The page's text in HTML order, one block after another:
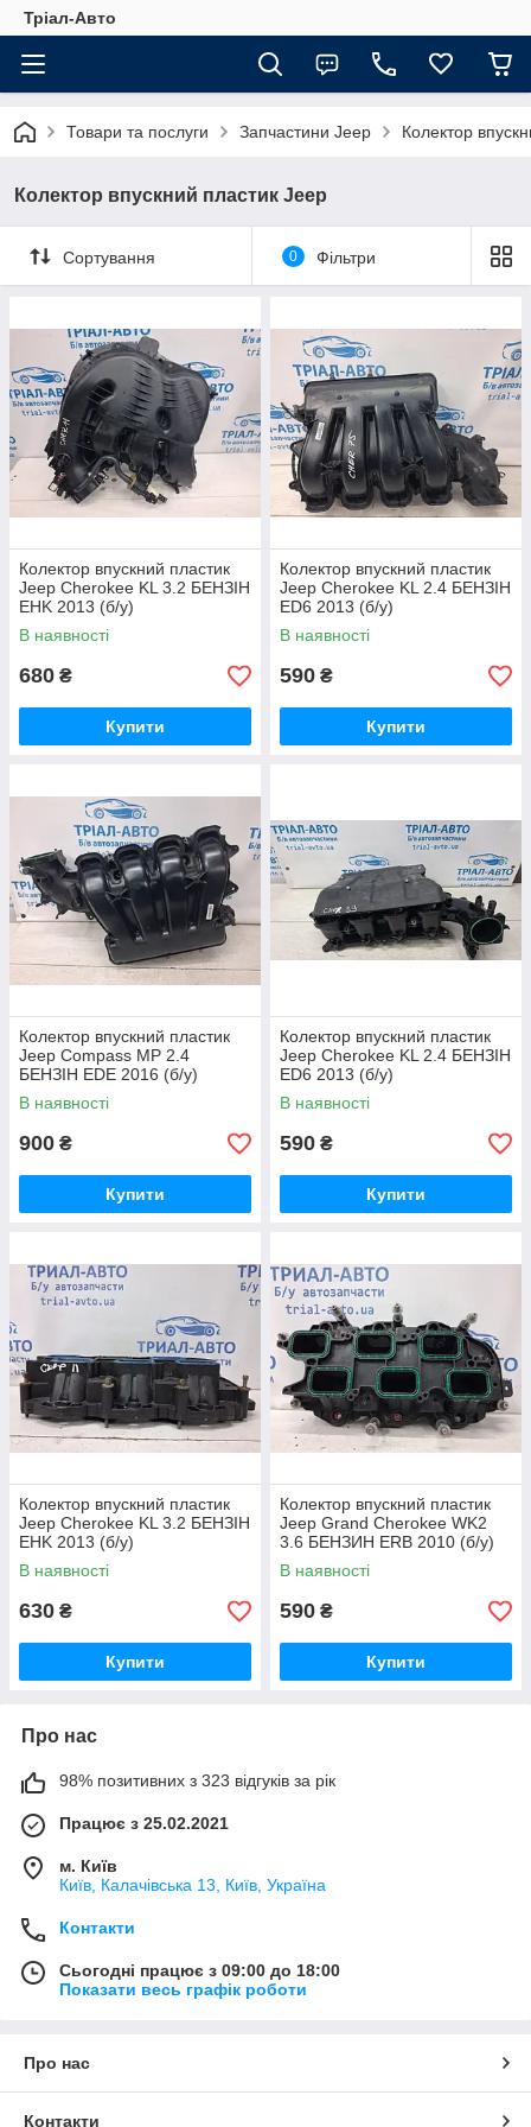
Тріал-Авто
Товари та послуги Запчастини Jeep Колектор
Колектор впускний пластик Jeep
Сортування 0 Фільтри
Колектор впускний пластик
Jeep Cherokee KL 3.2 БЕНЗІН
EHK 2013 (б/у)
В наявності
680 ₴
Купити
Колектор впускний пластик
Jeep Cherokee KL 2.4 БЕНЗІН
ED6 2013 (б/у)
В наявності
590 ₴
Купити
Колектор впускний пластик
Jeep Compass MP 2.4
БЕНЗІН EDE 2016 (б/у)
В наявності
900 ₴
Купити
Колектор впускний пластик
Jeep Cherokee KL 2.4 БЕНЗІН
ED6 2013 (б/у)
В наявності
590 ₴
Купити
Колектор впускний пластик
Jeep Cherokee KL 3.2 БЕНЗІН
EHK 2013 (б/у)
В наявності
630 ₴
Купити
Колектор впускний пластик
Jeep Grand Cherokee WK2
3.6 БЕНЗИН ERB 2010 (б/у)
В наявності
590 ₴
Купити
Про нас
98% позитивних з 323 відгуків за рік
Працює з 25.02.2021
м. Київ
Київ, Калачівська 13, Київ, Україна
Контакти
Сьогодні працює з 09:00 до 18:00
Показати весь графік роботи
Про нас
Контакти